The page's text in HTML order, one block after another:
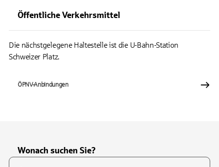
Öffentliche Verkehrsmittel
Die nächstgelegene Haltestelle ist die U-Bahn-Station
Schweizer Platz.
ÖPNV-Anbindungen
Wonach suchen Sie?
Suchfeld